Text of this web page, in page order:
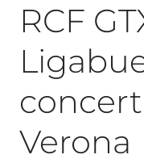
RCF
Verona